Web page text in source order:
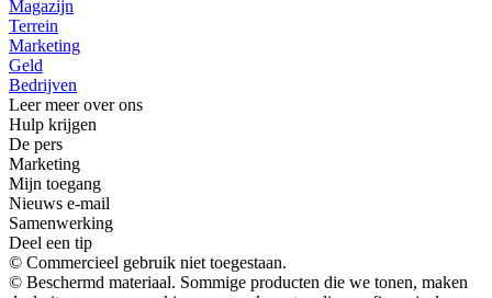
Magazijn
Terrein
Marketing
Geld
Bedrijven
Leer meer over ons
Hulp krijgen
De pers
Marketing
Mijn toegang
Nieuws e-mail
Samenwerking
Deel een tip
© Commercieel gebruik niet toegestaan.
© Beschermd materiaal. Sommige producten die we tonen, maken